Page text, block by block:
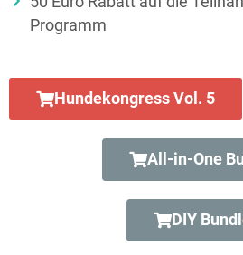
Programm
Hundekongress Vol. 5
All-in-One
DIY